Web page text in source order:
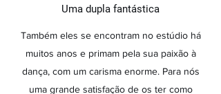
Uma dupla fantástica
Também eles se encontram no estúdio há
muitos anos e primam pela sua paixão à
dança, com um carisma enorme. Para nós
uma grande satisfação de os ter como